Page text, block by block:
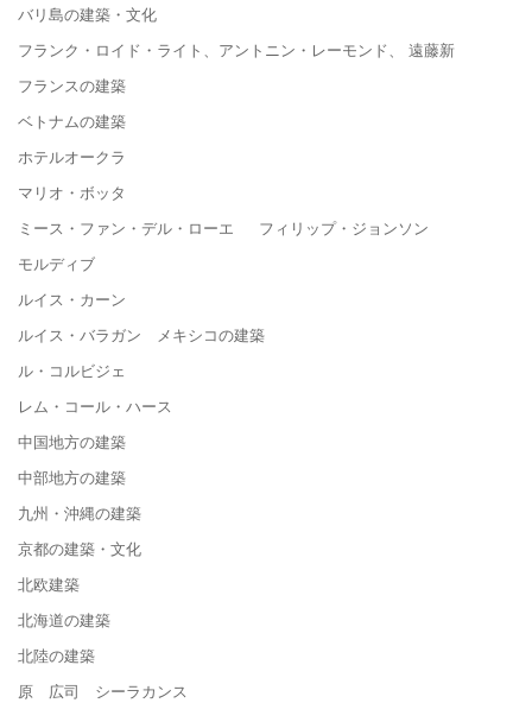
バリ島の建築・文化
フランク・ロイド・ライト、アントニン・レーモンド、 遠藤新
フランスの建築
ベトナムの建築
ホテルオークラ
マリオ・ボッタ
ミース・ファン・デル・ローエ フィリップ・ジョンソン
モルディブ
ルイス・カーン
ルイス・バラガン メキシコの建築
ル・コルビジェ
レム・コール・ハース
中国地方の建築
中部地方の建築
九州・沖縄の建築
京都の建築・文化
北欧建築
北海道の建築
北陸の建築
原 広司 シーラカンス